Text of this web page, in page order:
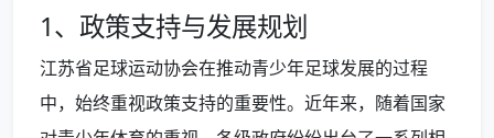
1、政策支持与发展规划
江苏省足球运动协会在推动青少年足球发展的过程
中，始终重视政策支持的重要性。近年来，随着国家